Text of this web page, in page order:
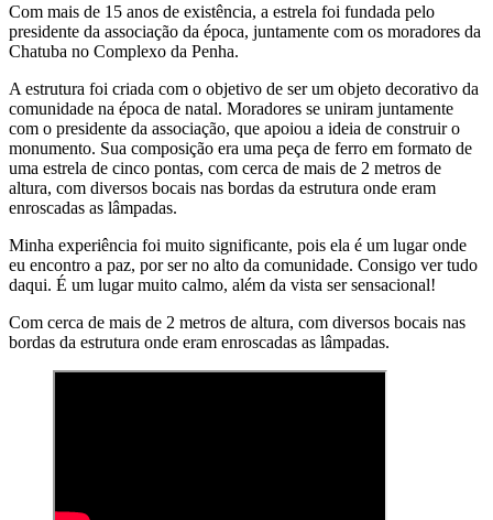
Com mais de 15 anos de existência, a estrela foi fundada pelo
presidente da associação da época, juntamente com os moradores da
Chatuba no Complexo da Penha.
A estrutura foi criada com o objetivo de ser um objeto decorativo da
comunidade na época de natal. Moradores se uniram juntamente
com o presidente da associação, que apoiou a ideia de construir o
monumento. Sua composição era uma peça de ferro em formato de
uma estrela de cinco pontas, com cerca de mais de 2 metros de
altura, com diversos bocais nas bordas da estrutura onde eram
enroscadas as lâmpadas.
Minha experiência foi muito significante, pois ela é um lugar onde
eu encontro a paz, por ser no alto da comunidade. Consigo ver tudo
daqui. É um lugar muito calmo, além da vista ser sensacional!
Com cerca de mais de 2 metros de altura, com diversos bocais nas
bordas da estrutura onde eram enroscadas as lâmpadas.